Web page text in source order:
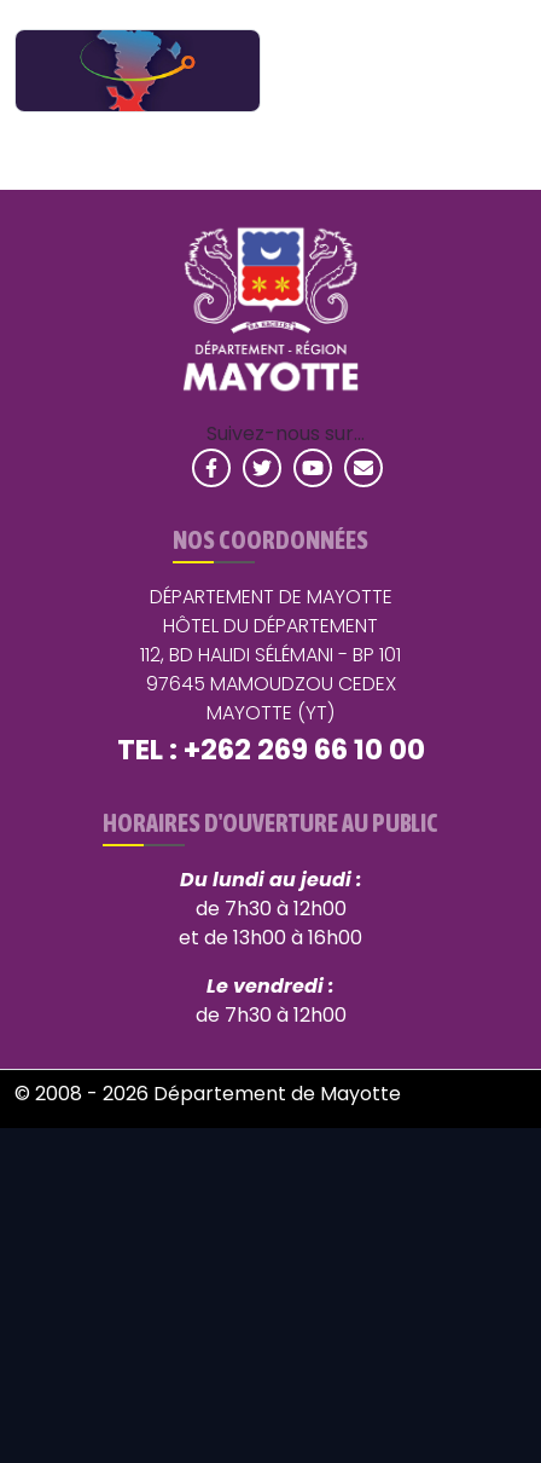
Suivez-nous sur…
NOS COORDONNÉES
DÉPARTEMENT DE MAYOTTE
HÔTEL DU DÉPARTEMENT
112, BD HALIDI SÉLÉMANI - BP 101
97645 MAMOUDZOU CEDEX
MAYOTTE (YT)
TEL : +262 269 66 10 00
HORAIRES D'OUVERTURE AU PUBLIC
Du lundi au jeudi :
de 7h30 à 12h00
et de 13h00 à 16h00
Le vendredi :
de 7h30 à 12h00
© 2008 - 2026 Département de Mayotte